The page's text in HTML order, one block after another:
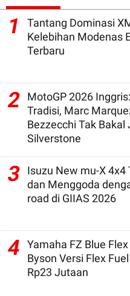
1
Tantang Dominasi
Kelebihan Modenas
Terbaru
2
MotoGP 2026
Tradisi, Marc
Bezzecchi Tak Bakal
Silverstone
3
Isuzu New mu-X 4x4
dan Menggoda
road di GIIAS 2026
4
Yamaha FZ Blue
Byson Versi Flex
Rp23 Jutaan